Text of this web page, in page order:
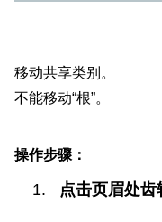
移动共享类别。
不能移动“根”。
操作步骤：
点击页眉处齿